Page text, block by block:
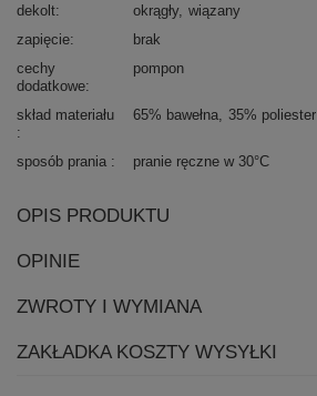
dekolt
okrągły wiązany
zapięcie
brak
cechy
dodatkowe
pompon
skład materiału 65% bawełna 35% poliester
sposób prania pranie ręczne w 30°C
OPIS PRODUKTU
OPINIE
ZWROTY I WYMIANA
ZAKŁADKA KOSZTY WYSYŁKI